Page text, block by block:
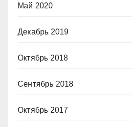
Май 2020
Декабрь 2019
Октябрь 2018
Сентябрь 2018
Октябрь 2017